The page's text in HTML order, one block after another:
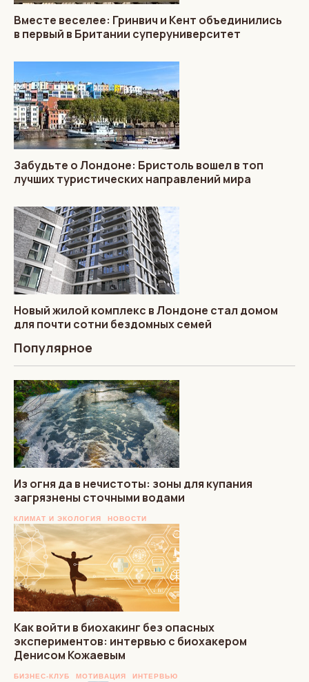
Вместе веселее: Гринвич и Кент объединились
в первый в Британии суперуниверситет
Забудьте о Лондоне: Бристоль вошел в топ
лучших туристических направлений мира
Новый жилой комплекс в Лондоне стал домом
для почти сотни бездомных семей
Популярное
Из огня да в нечистоты: зоны для купания
загрязнены сточными водами
КЛИМАТ И ЭКОЛОГИЯ НОВОСТИ
Как войти в биохакинг без опасных
экспериментов: интервью с биохакером
Денисом Кожаевым
БИЗНЕС-КЛУБ МОТИВАЦИЯ ИНТЕРВЬЮ